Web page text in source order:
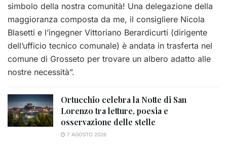
simbolo della nostra comunità! Una delegazione della
maggioranza composta da me, il consigliere Nicola
Blasetti e l’ingegner Vittoriano Berardicurti (dirigente
dell’ufficio tecnico comunale) è andata in trasferta nel
comune di Grosseto per trovare un albero adatto alle
nostre necessità”.
Ortucchio celebra la Notte di San
Lorenzo tra letture, poesia e
osservazione delle stelle
7 AGOSTO 2026